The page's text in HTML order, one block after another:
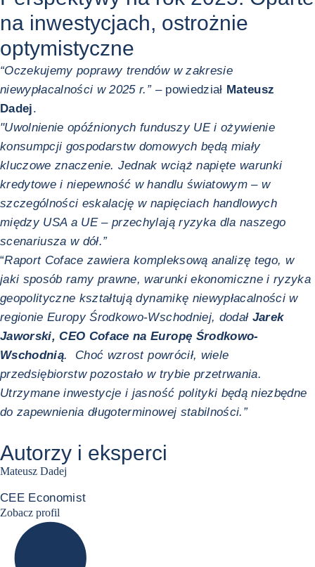
na inwestycjach, ostrożnie
optymistyczne
“Oczekujemy poprawy trendów w zakresie
niewypłacalności w 2025 r.” – powiedział Mateusz
Dadej.
"Uwolnienie opóźnionych funduszy UE i ożywienie
konsumpcji gospodarstw domowych będą miały
kluczowe znaczenie. Jednak wciąż napięte warunki
kredytowe i niepewność w handlu światowym – w
szczególności eskalację w napięciach handlowych
między USA a UE – przechylają ryzyka dla naszego
scenariusza w dół.”
“Raport Coface zawiera kompleksową analizę tego, w
jaki sposób ramy prawne, warunki ekonomiczne i ryzyka
geopolityczne kształtują dynamikę niewypłacalności w
regionie Europy Środkowo-Wschodniej, dodał Jarek
Jaworski, CEO Coface na Europę Środkowo-
Wschodnią. Choć wzrost powrócił, wiele
przedsiębiorstw pozostało w trybie przetrwania.
Utrzymane inwestycje i jasność polityki będą niezbędne
do zapewnienia długoterminowej stabilności.”
Autorzy i eksperci
Mateusz Dadej
CEE Economist
Zobacz profil